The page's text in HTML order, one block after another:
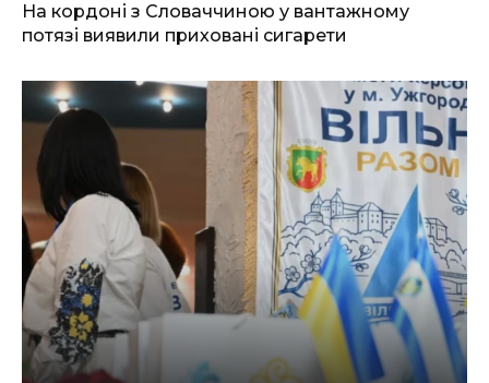
На кордоні з Словаччиною у вантажному
потязі виявили приховані сигарети